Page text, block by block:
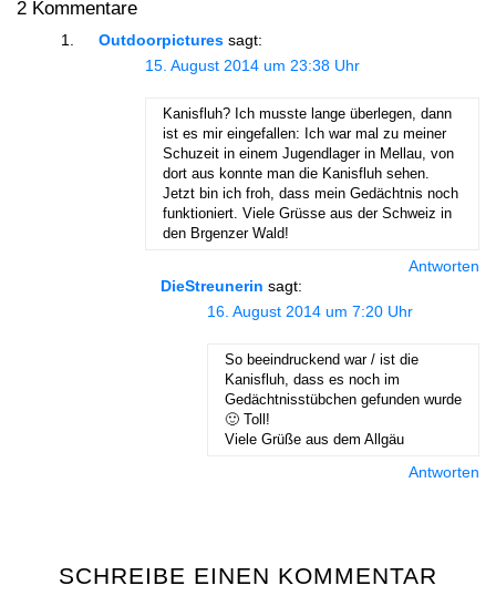
2 Kommentare
Outdoorpictures sagt:
15. August 2014 um 23:38 Uhr
Kanisfluh? Ich musste lange überlegen, dann
ist es mir eingefallen: Ich war mal zu meiner
Schuzeit in einem Jugendlager in Mellau, von
dort aus konnte man die Kanisfluh sehen.
Jetzt bin ich froh, dass mein Gedächtnis noch
funktioniert. Viele Grüsse aus der Schweiz in
den Brgenzer Wald!
Antworten
DieStreunerin sagt:
16. August 2014 um 7:20 Uhr
So beeindruckend war / ist die
Kanisfluh, dass es noch im
Gedächtnisstübchen gefunden wurde
🙂 Toll!
Viele Grüße aus dem Allgäu
Antworten
SCHREIBE EINEN KOMMENTAR